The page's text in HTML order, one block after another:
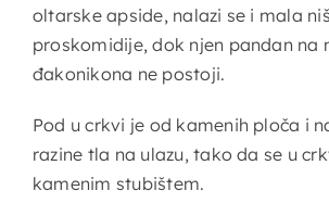
oltarske apside, nalazi se i mala
proskomidije, dok njen pandan na
đakonikona ne postoji.
Pod u crkvi je od kamenih ploča i
razine tla na ulazu, tako da se u
kamenim stubištem.